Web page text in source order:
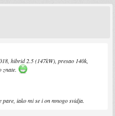
hibrid 2.5 (147kW), presao 140k,
znate.
iako mi se i on mnogo svidja.